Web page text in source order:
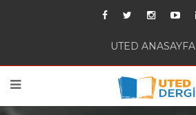
UTED ANASAYFA